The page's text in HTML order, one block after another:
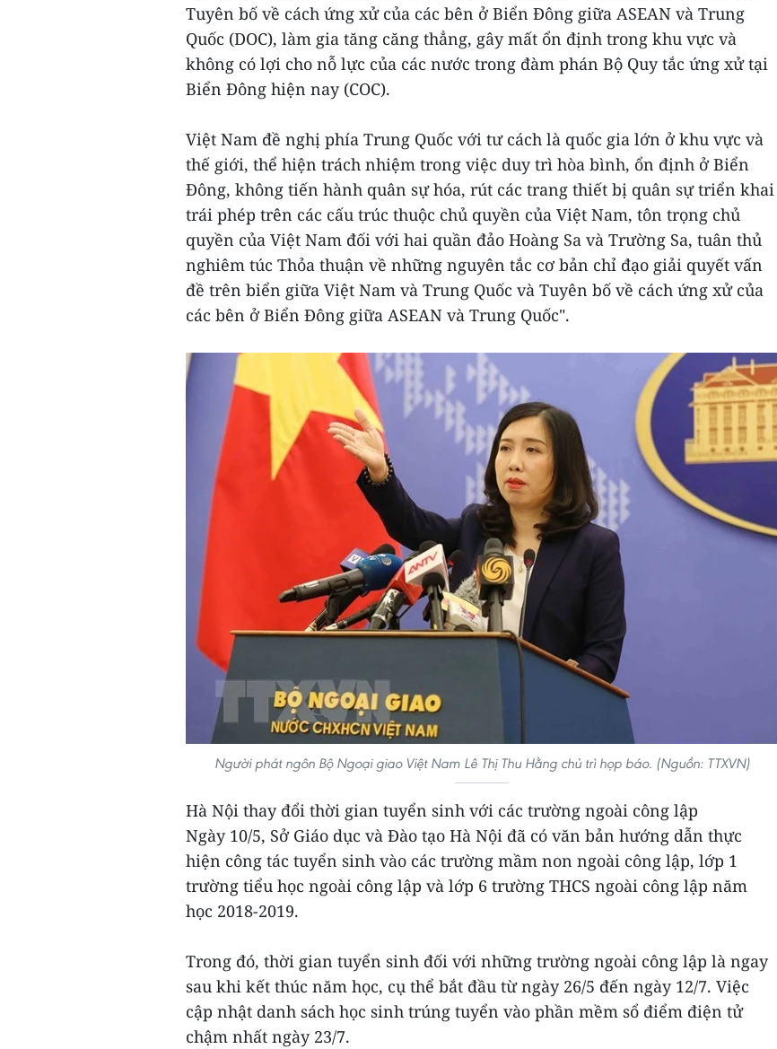
Tuyên bố về cách ứng xử của các bên ở Biển Đông giữa ASEAN và Trung
Quốc (DOC), làm gia tăng căng thẳng, gây mất ổn định trong khu vực và
không có lợi cho nỗ lực của các nước trong đàm phán Bộ Quy tắc ứng xử tại
Biển Đông hiện nay (COC).
Việt Nam đề nghị phía Trung Quốc với tư cách là quốc gia lớn ở khu vực và
thế giới, thể hiện trách nhiệm trong việc duy trì hòa bình, ổn định ở Biển
Đông, không tiến hành quân sự hóa, rút các trang thiết bị quân sự triển khai
trái phép trên các cấu trúc thuộc chủ quyền của Việt Nam, tôn trọng chủ
quyền của Việt Nam đối với hai quần đảo Hoàng Sa và Trường Sa, tuân thủ
nghiêm túc Thỏa thuận về những nguyên tắc cơ bản chỉ đạo giải quyết vấn
đề trên biển giữa Việt Nam và Trung Quốc và Tuyên bố về cách ứng xử của
các bên ở Biển Đông giữa ASEAN và Trung Quốc".
Người phát ngôn Bộ Ngoại giao Việt Nam Lê Thị Thu Hằng chủ trì họp báo. (Nguồn: TTXVN)
Hà Nội thay đổi thời gian tuyển sinh với các trường ngoài công lập
Ngày 10/5, Sở Giáo dục và Đào tạo Hà Nội đã có văn bản hướng dẫn thực
hiện công tác tuyển sinh vào các trường mầm non ngoài công lập, lớp 1
trường tiểu học ngoài công lập và lớp 6 trường THCS ngoài công lập năm
học 2018-2019.
Trong đó, thời gian tuyển sinh đối với những trường ngoài công lập là ngay
sau khi kết thúc năm học, cụ thể bắt đầu từ ngày 26/5 đến ngày 12/7. Việc
cập nhật danh sách học sinh trúng tuyển vào phần mềm sổ điểm điện tử
chậm nhất ngày 23/7.